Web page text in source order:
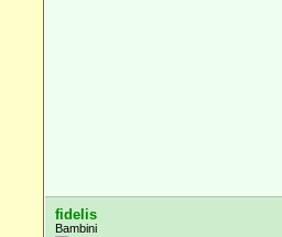
fidelis
Bambini